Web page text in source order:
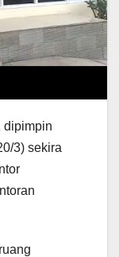
dipimpin
3) sekira